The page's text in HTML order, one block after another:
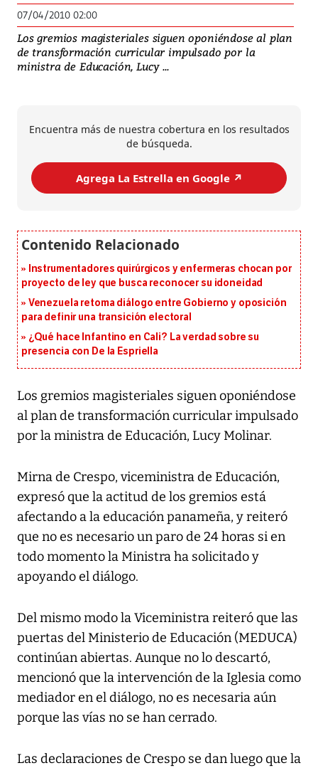
07/04/2010 02:00
Los gremios magisteriales siguen oponiéndose al plan
de transformación curricular impulsado por la
ministra de Educación, Lucy ...
Encuentra más de nuestra cobertura en los resultados
de búsqueda.
Agrega La Estrella en Google ↗️
Instrumentadores quirúrgicos y enfermeras chocan por
proyecto de ley que busca reconocer su idoneidad
Venezuela retoma diálogo entre Gobierno y oposición
para definir una transición electoral
¿Qué hace Infantino en Cali? La verdad sobre su
presencia con De la Espriella
Los gremios magisteriales siguen oponiéndose
al plan de transformación curricular impulsado
por la ministra de Educación, Lucy Molinar.
Mirna de Crespo, viceministra de Educación,
expresó que la actitud de los gremios está
afectando a la educación panameña, y reiteró
que no es necesario un paro de 24 horas si en
todo momento la Ministra ha solicitado y
apoyando el diálogo.
Del mismo modo la Viceministra reiteró que las
puertas del Ministerio de Educación (MEDUCA)
continúan abiertas. Aunque no lo descartó,
mencionó que la intervención de la Iglesia como
mediador en el diálogo, no es necesaria aún
porque las vías no se han cerrado.
Las declaraciones de Crespo se dan luego que la